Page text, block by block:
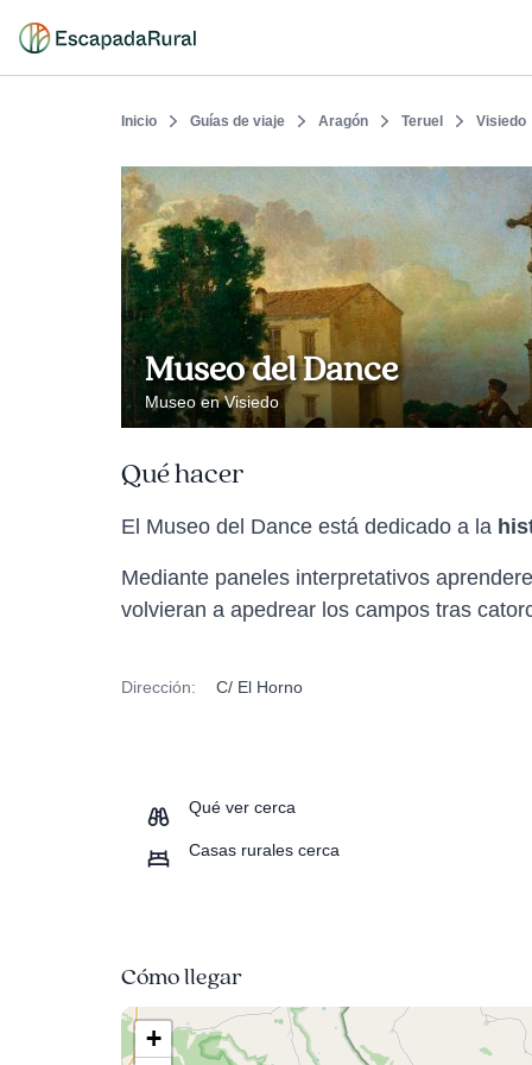
Inicio Guías de viaje Aragón Teruel Visiedo
Museo del Dance
Museo en Visiedo
Qué hacer
El Museo del Dance está dedicado a la
Mediante paneles interpretativos
volvieran a apedrear los campos tras
Dirección: C/ El Horno
Qué ver cerca
Casas rurales cerca
Cómo llegar
+